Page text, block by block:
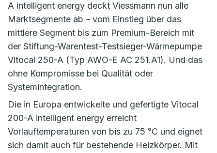
A intelligent energy deckt Viessmann nun alle
Marktsegmente ab – vom Einstieg über das
mittlere Segment bis zum Premium-Bereich mit
der Stiftung-Warentest-Testsieger-Wärmepumpe
Vitocal 250-A (Typ AWO-E AC 251.A1). Und das
ohne Kompromisse bei Qualität oder
Systemintegration.
Die in Europa entwickelte und gefertigte Vitocal
200-A intelligent energy erreicht
Vorlauftemperaturen von bis zu 75 °C und eignet
sich damit auch für bestehende Heizkörper. Mit